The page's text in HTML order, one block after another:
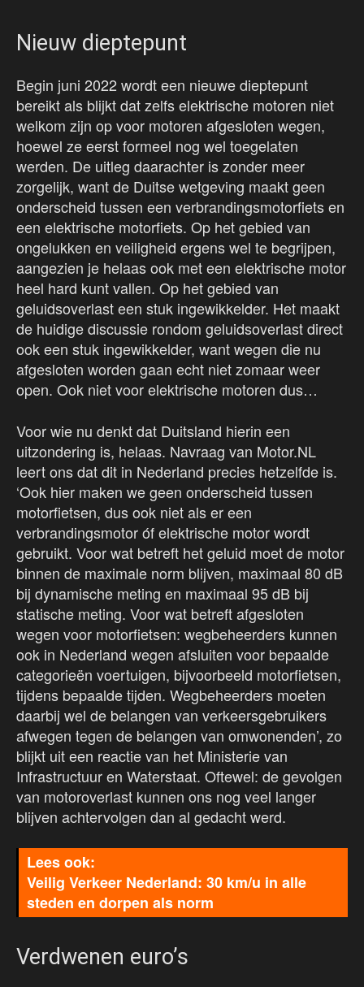
Nieuw dieptepunt
Begin juni 2022 wordt een nieuwe dieptepunt
bereikt als blijkt dat zelfs elektrische motoren niet
welkom zijn op voor motoren afgesloten wegen,
hoewel ze eerst formeel nog wel toegelaten
werden. De uitleg daarachter is zonder meer
zorgelijk, want de Duitse wetgeving maakt geen
onderscheid tussen een verbrandingsmotorfiets en
een elektrische motorfiets. Op het gebied van
ongelukken en veiligheid ergens wel te begrijpen,
aangezien je helaas ook met een elektrische motor
heel hard kunt vallen. Op het gebied van
geluidsoverlast een stuk ingewikkelder. Het maakt
de huidige discussie rondom geluidsoverlast direct
ook een stuk ingewikkelder, want wegen die nu
afgesloten worden gaan echt niet zomaar weer
open. Ook niet voor elektrische motoren dus…
Voor wie nu denkt dat Duitsland hierin een
uitzondering is, helaas. Navraag van Motor.NL
leert ons dat dit in Nederland precies hetzelfde is.
‘Ook hier maken we geen onderscheid tussen
motorfietsen, dus ook niet als er een
verbrandingsmotor óf elektrische motor wordt
gebruikt. Voor wat betreft het geluid moet de motor
binnen de maximale norm blijven, maximaal 80 dB
bij dynamische meting en maximaal 95 dB bij
statische meting. Voor wat betreft afgesloten
wegen voor motorfietsen: wegbeheerders kunnen
ook in Nederland wegen afsluiten voor bepaalde
categorieën voertuigen, bijvoorbeeld motorfietsen,
tijdens bepaalde tijden. Wegbeheerders moeten
daarbij wel de belangen van verkeersgebruikers
afwegen tegen de belangen van omwonenden’, zo
blijkt uit een reactie van het Ministerie van
Infrastructuur en Waterstaat. Oftewel: de gevolgen
van motoroverlast kunnen ons nog veel langer
blijven achtervolgen dan al gedacht werd.
Veilig Verkeer Nederland: 30 km/u in alle
steden en dorpen als norm
Verdwenen euro’s